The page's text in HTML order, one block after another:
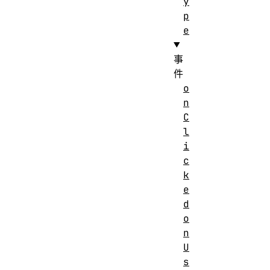
p
e
事
件
o
n
C
l
i
c
k
e
d
o
n
U
s